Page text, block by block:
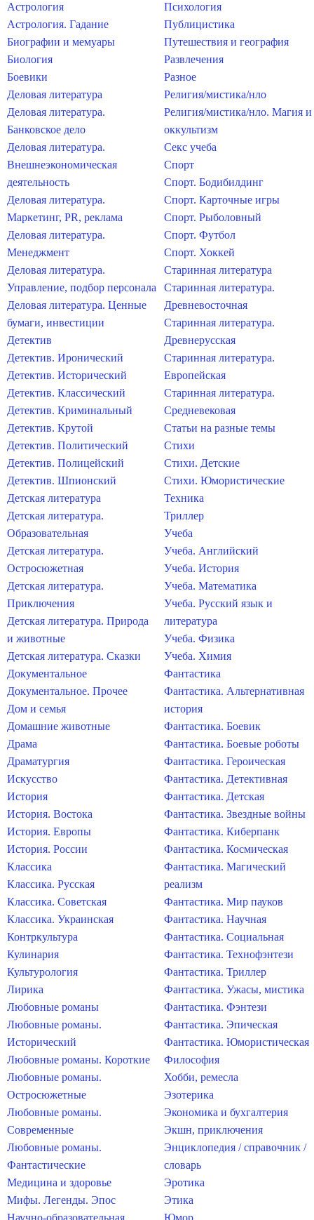
Астрология
Астрология. Гадание
Биографии и мемуары
Биология
Боевики
Деловая литература
Деловая литература.
Банковское дело
Деловая литература.
Внешнеэкономическая
деятельность
Деловая литература.
Маркетинг, PR, реклама
Деловая литература.
Менеджмент
Деловая литература.
Управление, подбор персонала
Деловая литература. Ценные
бумаги, инвестиции
Детектив
Детектив. Иронический
Детектив. Исторический
Детектив. Классический
Детектив. Криминальный
Детектив. Крутой
Детектив. Политический
Детектив. Полицейский
Детектив. Шпионский
Детская литература
Детская литература.
Образовательная
Детская литература.
Остросюжетная
Детская литература.
Приключения
Детская литература. Природа
и животные
Детская литература. Сказки
Документальное
Документальное. Прочее
Дом и семья
Домашние животные
Драма
Драматургия
Искусство
История
История. Востока
История. Европы
История. России
Классика
Классика. Русская
Классика. Советская
Классика. Украинская
Контркультура
Кулинария
Культурология
Лирика
Любовные романы
Любовные романы.
Исторический
Любовные романы. Короткие
Любовные романы.
Остросюжетные
Любовные романы.
Современные
Любовные романы.
Фантастические
Медицина и здоровье
Мифы. Легенды. Эпос
Научно-образовательная
Психология
Публицистика
Путешествия и география
Развлечения
Разное
Религия/мистика/нло
Религия/мистика/нло. Магия и
оккультизм
Секс учеба
Спорт
Спорт. Бодибилдинг
Спорт. Карточные игры
Спорт. Рыболовный
Спорт. Футбол
Спорт. Хоккей
Старинная литература
Старинная литература.
Древневосточная
Старинная литература.
Древнерусская
Старинная литература.
Европейская
Старинная литература.
Средневековая
Статьи на разные темы
Стихи
Стихи. Детские
Стихи. Юмористические
Техника
Триллер
Учеба
Учеба. Английский
Учеба. История
Учеба. Математика
Учеба. Русский язык и
литература
Учеба. Физика
Учеба. Химия
Фантастика
Фантастика. Альтернативная
история
Фантастика. Боевик
Фантастика. Боевые роботы
Фантастика. Героическая
Фантастика. Детективная
Фантастика. Детская
Фантастика. Звездные войны
Фантастика. Киберпанк
Фантастика. Космическая
Фантастика. Магический
реализм
Фантастика. Мир пауков
Фантастика. Научная
Фантастика. Социальная
Фантастика. Технофэнтези
Фантастика. Триллер
Фантастика. Ужасы, мистика
Фантастика. Фэнтези
Фантастика. Эпическая
Фантастика. Юмористическая
Философия
Хобби, ремесла
Эзотерика
Экономика и бухгалтерия
Экшн, приключения
Энциклопедия / справочник /
словарь
Эротика
Этика
Юмор